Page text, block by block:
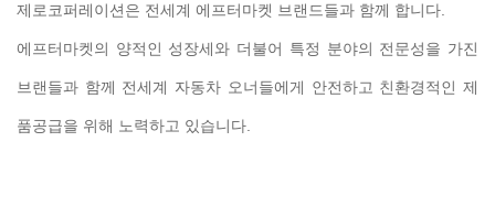
제로코퍼레이션은 전세계 에프터마켓 브랜드들과 함께 합니다.
에프터마켓의 양적인 성장세와 더불어 특정 분야의 전문성을 가진
브랜들과 함께 전세계 자동차 오너들에게 안전하고 친환경적인 제
품공급을 위해 노력하고 있습니다.